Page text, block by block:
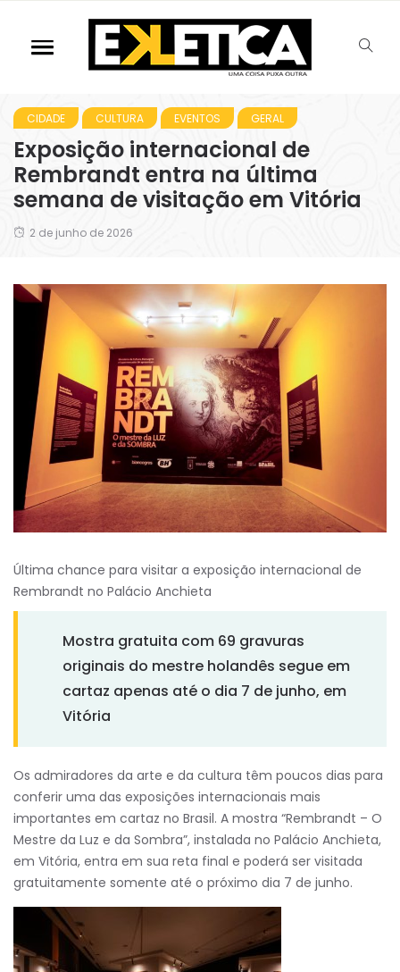
CIDADE CULTURA EVENTOS GERAL
Exposição internacional de
Rembrandt entra na última
semana de visitação em Vitória
2 de junho de 2026
Última chance para visitar a exposição internacional de
Rembrandt no Palácio Anchieta
Mostra gratuita com 69 gravuras
originais do mestre holandês segue em
cartaz apenas até o dia 7 de junho, em
Vitória
Os admiradores da arte e da cultura têm poucos dias para
conferir uma das exposições internacionais mais
importantes em cartaz no Brasil. A mostra “Rembrandt – O
Mestre da Luz e da Sombra”, instalada no Palácio Anchieta,
em Vitória, entra em sua reta final e poderá ser visitada
gratuitamente somente até o próximo dia 7 de junho.